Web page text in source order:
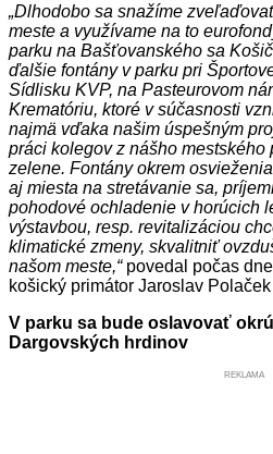
„Dlhodobo sa snažíme
meste a využívame na to
parku na Bašťovanského sa
ďalšie fontány v parku pri
Sídlisku KVP, na Pasteurovom
Krematóriu, ktoré v súčasnosti
najmä vďaka našim úspešným
práci kolegov z nášho
zelene. Fontány okrem
aj miesta na stretávanie sa,
pohodové ochladenie v horúcich
výstavbou, resp. revitalizáciou
klimatické zmeny, skvalitniť
našom meste,“ povedal počas
košický primátor Jaroslav
V parku sa bude oslavovať
Dargovských hrdinov
REKLAMA